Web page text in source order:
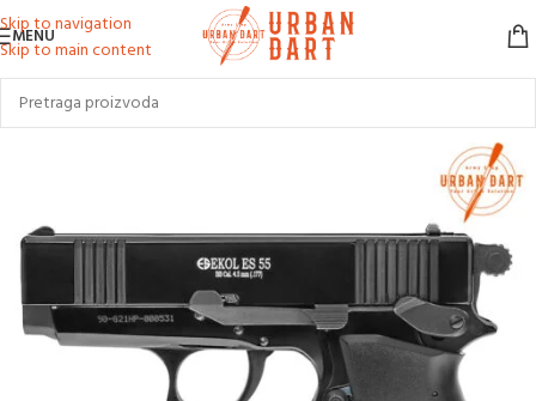
Skip to navigation
Skip to main content
MENU